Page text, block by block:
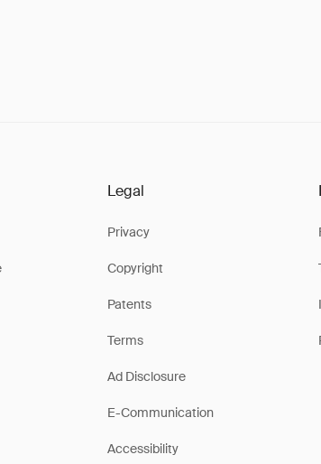
Legal
Privacy
Copyright
Patents
Terms
Ad Disclosure
E-Communication
Accessibility